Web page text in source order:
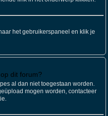
het gebruikerspaneel en klik je
dit forum?
al dan niet toegestaan worden.
mogen worden, contacteer